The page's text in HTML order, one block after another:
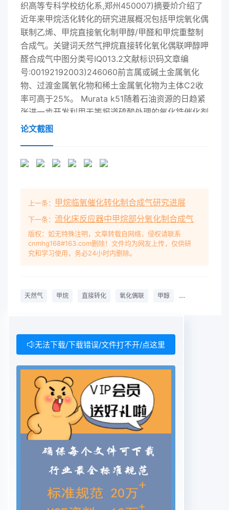
论文截图
上一条： 甲烷临氧催化转化制合成气研究进展
下一条： 流化床反应器中甲烷部分氧化制合成气
版权：如无特殊注明，文章转载自网络，侵权请联系
cnmhg168#163.com删除！文件均为网友上传，仅供研
究和学习使用，务必24小时内删除。
天然气 甲烷 直接转化 氧化偶联 甲醇 甲醛
无法下载/下载错误/文件打不开/点这里